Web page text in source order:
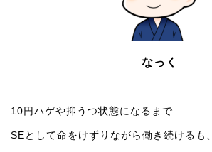
なっく
10円ハゲや抑うつ状態になるまで
SEとして命をけずりながら働き続けるも、